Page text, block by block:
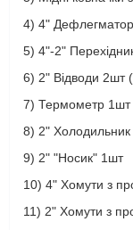
4) 4"
5) 4"-2"
6) 2" Відводи 2шт
7) Термометр 1шт
8) 2"
9) 2" "Носик" 1шт
10) 4" Хомути з
11) 2" Хомути з